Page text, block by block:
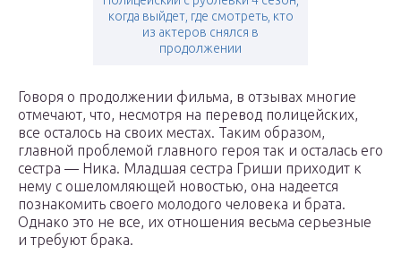
когда выйдет, где смотреть, кто
из актеров снялся в
продолжении
Говоря о продолжении фильма, в отзывах многие
отмечают, что, несмотря на перевод полицейских,
все осталось на своих местах. Таким образом,
главной проблемой главного героя так и осталась его
сестра — Ника. Младшая сестра Гриши приходит к
нему с ошеломляющей новостью, она надеется
познакомить своего молодого человека и брата.
Однако это не все, их отношения весьма серьезные
и требуют брака.